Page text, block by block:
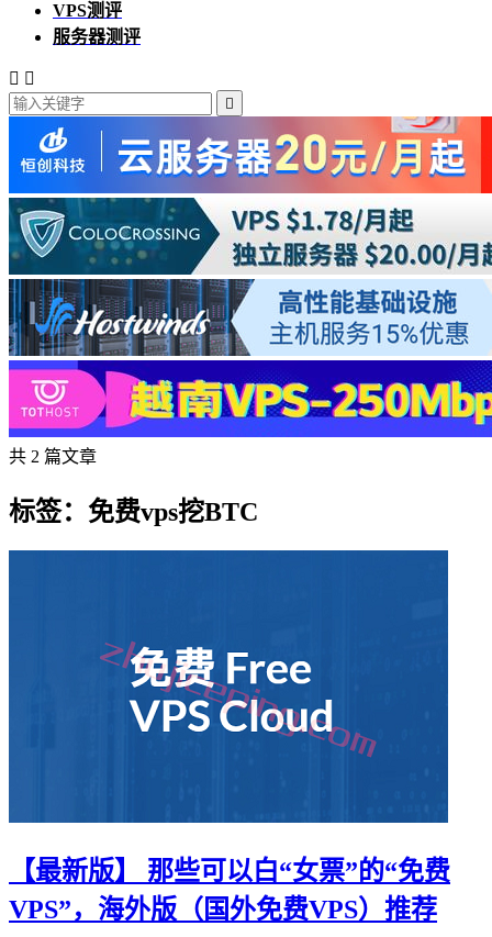
VPS测评
服务器测评
 

共 2 篇文章
标签：免费vps挖BTC
【最新版】 那些可以白“女票”的“免费
VPS”，海外版（国外免费VPS）推荐